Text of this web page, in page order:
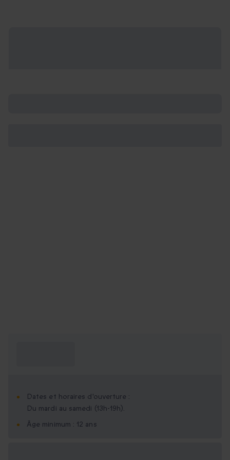
Dates et horaires d'ouverture :
Du mardi au samedi (13h-19h).
Âge minimum : 12 ans